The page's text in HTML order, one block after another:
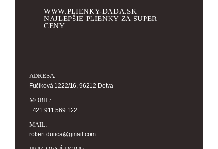
WWW.PLIENKY-DADA.SK
NAJLEPŠIE PLIENKY ZA SUPER
CENY
ADRESA:
Fučíková 1222/16, 96212 Detva
MOBIL:
+421 911 569 122
MAIL:
robert.durica@gmail.com